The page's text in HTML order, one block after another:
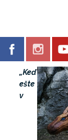
„Keď
ešte
v